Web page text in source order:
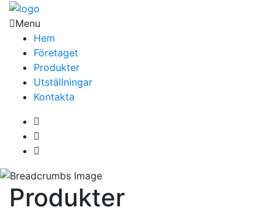
Menu
Hem
Företaget
Produkter
Utställningar
Kontakta
Produkter